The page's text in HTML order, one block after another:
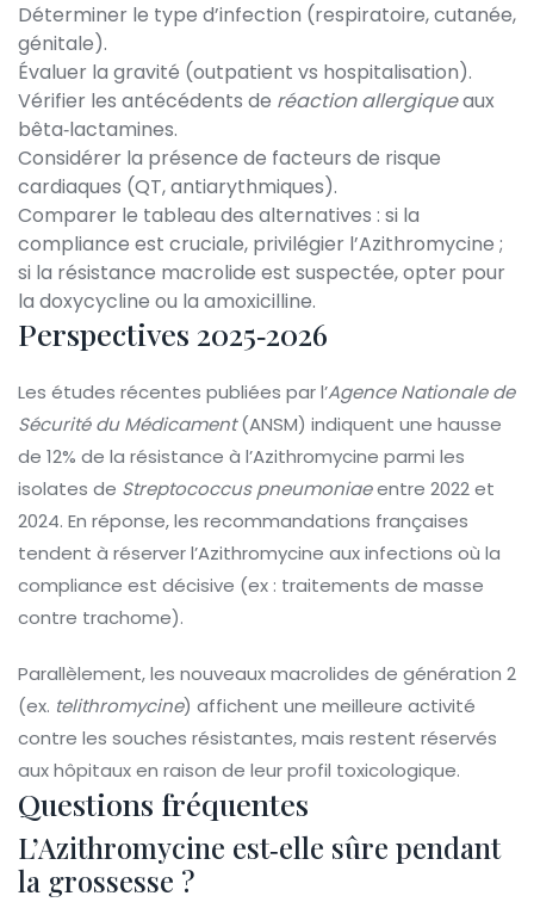
Déterminer le type d’infection (respiratoire, cutanée,
génitale).
Évaluer la gravité (outpatient vs hospitalisation).
Vérifier les antécédents de réaction allergiqueaux
bêta‑lactamines.
Considérer la présence de facteurs de risque
cardiaques (QT, antiarythmiques).
Comparer le tableau des alternatives : si la
compliance est cruciale, privilégier l’Azithromycine ;
si la résistance macrolide est suspectée, opter pour
la doxycycline ou la amoxicilline.
Perspectives 2025‑2026
Les études récentes publiées par l’Agence Nationale de
Sécurité du Médicament(ANSM) indiquent une hausse
de 12% de la résistance à l’Azithromycine parmi les
isolates de Streptococcus pneumoniaeentre 2022 et
2024. En réponse, les recommandations françaises
tendent à réserver l’Azithromycine aux infections où la
compliance est décisive (ex : traitements de masse
contre trachome).
Parallèlement, les nouveaux macrolides de génération 2
(ex. telithromycine) affichent une meilleure activité
contre les souches résistantes, mais restent réservés
aux hôpitaux en raison de leur profil toxicologique.
Questions fréquentes
L’Azithromycine est‑elle sûre pendant
la grossesse ?